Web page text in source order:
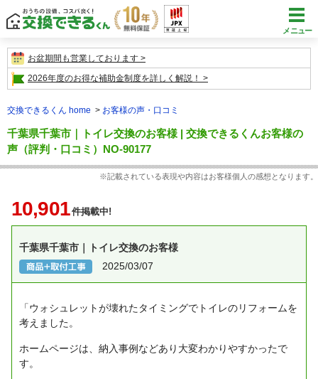
メニュー
お盆期間も営業しております
2026年度のお得な補助金制度を詳しく解説！
交換できるくん home お客様の声・口コミ
千葉県千葉市｜トイレ交換のお客様 | 交換できるくんお客様の
声（評判・口コミ）NO-90177
※記載されている表現や内容はお客様個人の感想となります。
10,901件掲載中!
千葉県千葉市｜トイレ交換のお客様
2025/03/07
「ウォシュレットが壊れたタイミングでトイレのリフォームを
考えました。
ホームページは、納入事例などあり大変わかりやすかったで
す。